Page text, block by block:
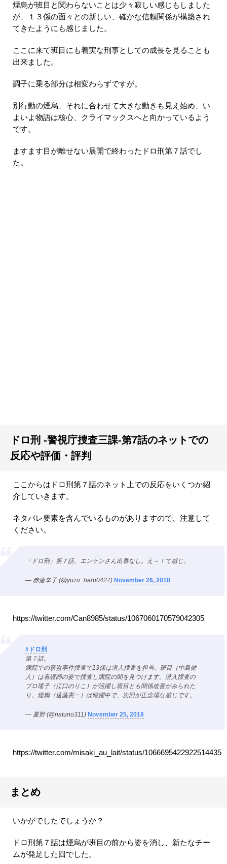
煙烏が班目と関わらないことは少々寂しい感じもしました
が、１３係の面々との新しい、確かな信頼関係が構築され
てきたようにも感じました。
ここに来て班目にも着実な刑事としての成長を見ることも
出来ました。
調子に乗る部分は相変わらずですが。
別行動の煙烏、それに合わせて大きな動きも見え始め、い
よいよ物語は核心、クライマックスへと向かっているよう
です。
ますます目が離せない展開で終わったドロ刑第７話でし
た。
ドロ刑 -警視庁捜査三課-第7話のネットでの
反応や評価・評判
ここからはドロ刑第７話のネット上での反応をいくつか紹
介していきます。
ネタバレ要素を含んでいるものがありますので、注意して
ください。
「ドロ刑」第７話、エンケンさん出番なし。え～！て感じ。
— 赤唐辛子 (@yuzu_haru0427) November 26, 2018
https://twitter.com/Can8985/status/1067060170579042305
#ドロ刑
第７話。
病院での窃盗事件捜査で13係は潜入捜査を担当。斑目（中島健
人）は看護師の姿で捜査し病院の闇を見つけます。潜入捜査の
プロ瑤子（江口のりこ）が活躍し斑目とも関係改善がみられた
り。煙鴉（遠藤憲一）は暗躍中で、次回が正念場な感じです。
— 夏野 (@natuno311) November 25, 2018
https://twitter.com/misaki_au_lait/status/1066695422922514435
まとめ
いかがでしたでしょうか？
ドロ刑第７話は煙烏が班目の前から姿を消し、新たなチー
ムが発足した回でした。